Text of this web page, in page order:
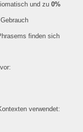
und zu 0%
finden sich
verwendet: